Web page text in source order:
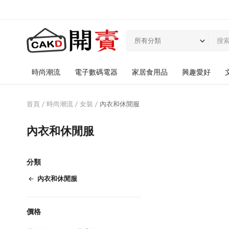
所有分類
時尚潮流 電子數碼電器 家居食用品 興趣愛好
首頁 時尚潮流 女裝 內衣和休閒服
內衣和休閒服
分類
內衣和休閒服
價格